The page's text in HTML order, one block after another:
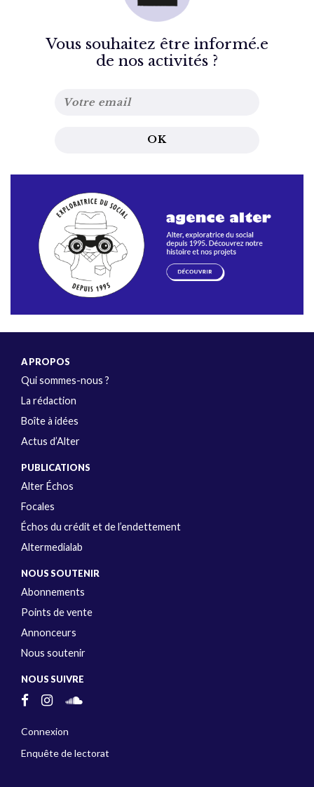
Vous souhaitez être informé.e
de nos activités ?
A PROPOS
Qui sommes-nous ?
La rédaction
Boîte à idées
Actus d’Alter
PUBLICATIONS
Alter Échos
Focales
Échos du crédit et de l’endettement
Altermedialab
NOUS SOUTENIR
Abonnements
Points de vente
Annonceurs
Nous soutenir
NOUS SUIVRE
Connexion
Enquête de lectorat